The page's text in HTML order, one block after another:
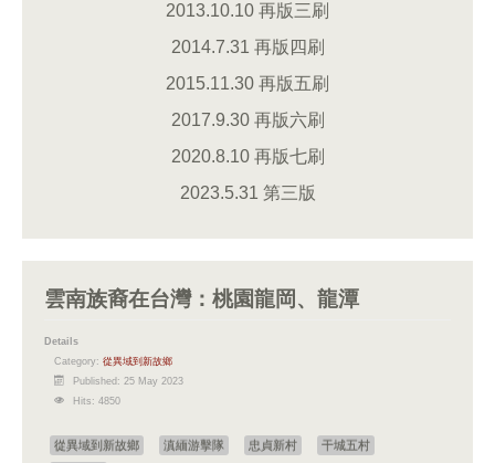
2013.10.10 再版三刷
2014.7.31 再版四刷
2015.11.30 再版五刷
2017.9.30 再版六刷
2020.8.10 再版七刷
2023.5.31 第三版
雲南族裔在台灣：桃園龍岡、龍潭
Details
Category: 從異域到新故鄉
Published: 25 May 2023
Hits: 4850
從異域到新故鄉 滇緬游擊隊 忠貞新村
干城五村